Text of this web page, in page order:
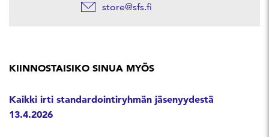
store@sfs.fi
KIINNOSTAISIKO SINUA MYÖS
Kaikki irti standardointiryhmän jäsenyydestä
13.4.2026